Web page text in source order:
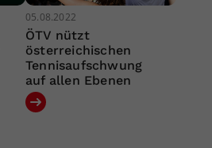
05.08.2022
ÖTV nützt
österreichischen
Tennisaufschwung
auf allen Ebenen